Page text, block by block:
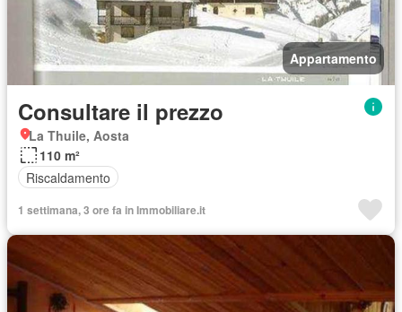
Appartamento
Consultare il prezzo
La Thuile, Aosta
110 m²
Riscaldamento
1 settimana, 3 ore fa in Immobiliare.it